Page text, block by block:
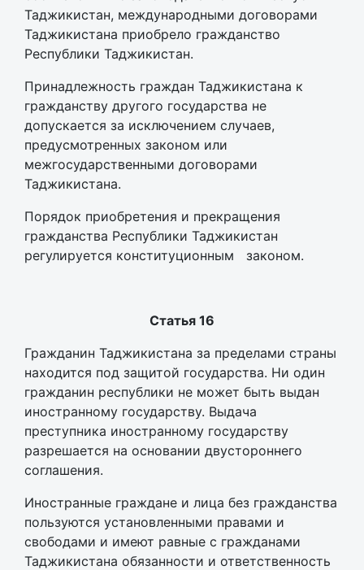
Таджикистан, международными договорами
Таджикистана приобрело гражданство
Республики Таджикистан.
Принадлежность граждан Таджикистана к
гражданству другого государства не
допускается за исключением случаев,
предусмотренных законом или
межгосударственными договорами
Таджикистана.
Порядок приобретения и прекращения
гражданства Республики Таджикистан
регулируется конституционным законом.
Статья 16
Гражданин Таджикистана за пределами страны
находится под защитой государства. Ни один
гражданин республики не может быть выдан
иностранному государству. Выдача
преступника иностранному государству
разрешается на основании двустороннего
соглашения.
Иностранные граждане и лица без гражданства
пользуются установленными правами и
свободами и имеют равные с гражданами
Таджикистана обязанности и ответственность